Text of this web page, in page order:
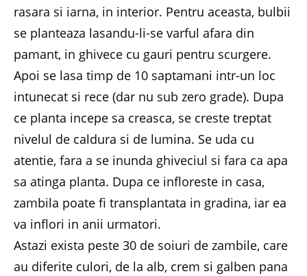
rasara si iarna, in interior. Pentru aceasta, bulbii
se planteaza lasandu-li-se varful afara din
pamant, in ghivece cu gauri pentru scurgere.
Apoi se lasa timp de 10 saptamani intr-un loc
intunecat si rece (dar nu sub zero grade). Dupa
ce planta incepe sa creasca, se creste treptat
nivelul de caldura si de lumina. Se uda cu
atentie, fara a se inunda ghiveciul si fara ca apa
sa atinga planta. Dupa ce infloreste in casa,
zambila poate fi transplantata in gradina, iar ea
va inflori in anii urmatori.
Astazi exista peste 30 de soiuri de zambile, care
au diferite culori, de la alb, crem si galben pana